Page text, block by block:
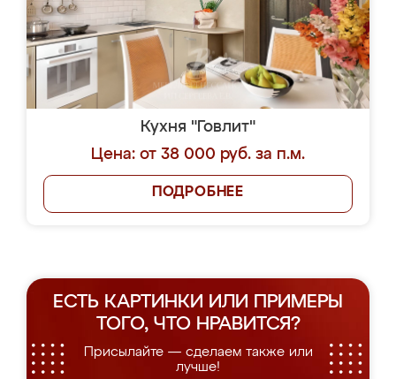
Кухня "Говлит"
Цена: от 38 000 руб. за п.м.
ПОДРОБНЕЕ
ЕСТЬ КАРТИНКИ ИЛИ ПРИМЕРЫ
ТОГО, ЧТО НРАВИТСЯ?
Присылайте — сделаем также или
лучше!